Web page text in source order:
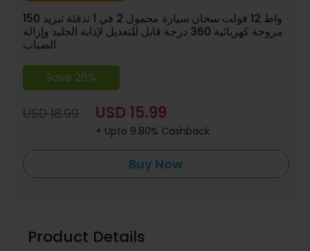
150 واط 12 فولت سخان سيارة محمول 2 في 1 تدفئة تبريد
مروحة كهربائية 360 درجة قابل للتعديل لإذابة الجليد وإزالة
الضباب
Save 26%
USD 18.99 USD 15.99
+ Upto 9.80% Cashback
Buy Now
Product Details